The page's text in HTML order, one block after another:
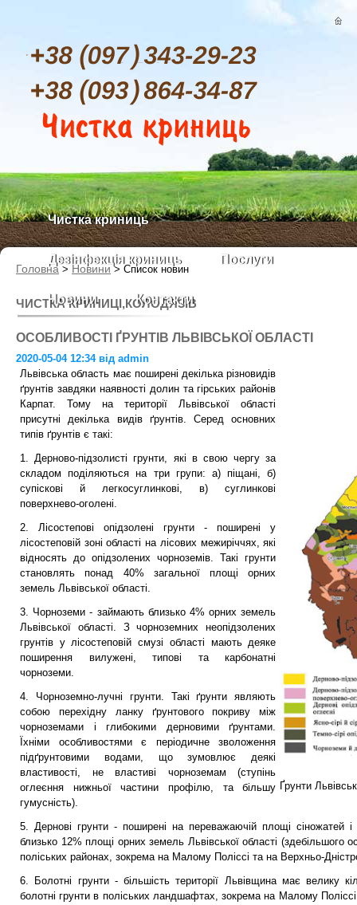
Чистка криниць
Дезінфекція криниць Послуги
Новини Контакти
Головна > Новини > Список новин
ЧИСТКА КРИНИЦІ,КОЛОДЯЗІВ
ОСОБЛИВОСТІ ҐРУНТІВ ЛЬВІВСЬКОЇ ОБЛАСТІ
2020-05-04 12:34 від admin
Ґрунти
Львівська область має поширені декілька різновидів
ґрунтів завдяки наявності долин та гірських районів
Карпат. Тому на території Львівської області
присутні декілька видів ґрунтів. Серед основних
типів ґрунтів є такі:
1. Дерново-підзолисті грунти, які в свою чергу за
складом поділяються на три групи: а) піщані, б)
супіскові й легкосуглинкові, в) суглинкові
поверхнево-оголені.
2. Лісостепові опідзолені грунти - поширені у
лісостеповій зоні області на лісових межиріччях, які
відносять до опідзолених чорноземів. Такі грунти
становлять понад 40% загальної площі орних
земель Львівської області.
3. Чорноземи - займають близько 4% орних земель
Львівської області. З чорноземних неопідзолених
грунтів у лісостеповій смузі області мають деяке
поширення вилужені, типові та карбонатні
чорноземи.
4. Чорноземно-лучні грунти. Такі ґрунти являють
собою перехідну ланку ґрунтового покриву між
чорноземами і глибокими дерновими ґрунтами.
Їхніми особливостями є періодичне зволоження
підґрунтовими водами, що зумовлює деякі
властивості, не властиві чорноземам (ступінь
оглеєння нижньої частини профілю, та більшу
гумусність).
5. Дернові грунти - поширені на переважаючій площі сіножатей
близько 12% площі орних земель Львівської області (здебільшого
поліських районах, зокрема на Малому Поліссі та на Верхньо-
6. Болотні грунти - більшість території Львівщина має велику
болотні грунти в поліських ландшафтах, зокрема на Малому